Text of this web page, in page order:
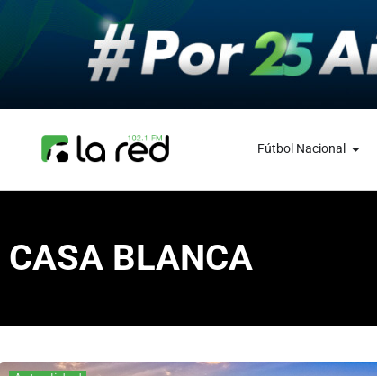
Fútbol Nacional
CASA BLANCA